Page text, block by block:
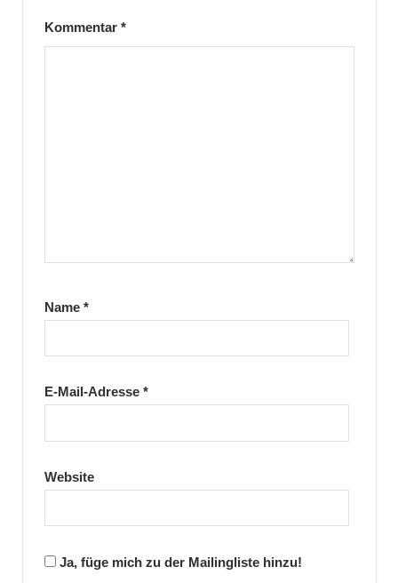
Kommentar *
Name *
E-Mail-Adresse *
Website
Ja, füge mich zu der Mailingliste hinzu!